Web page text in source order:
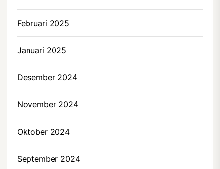
Februari 2025
Januari 2025
Desember 2024
November 2024
Oktober 2024
September 2024